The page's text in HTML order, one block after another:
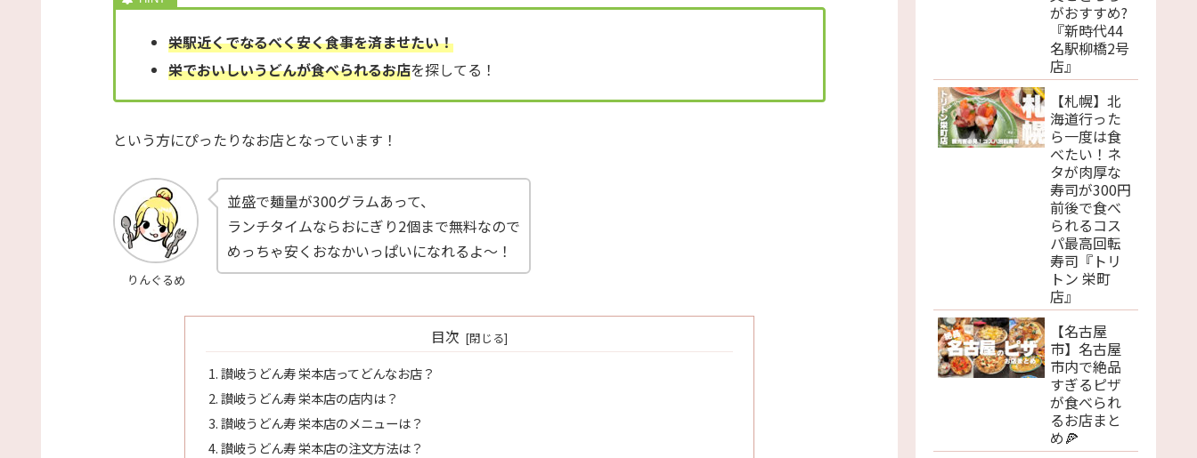
栄駅近くでなるべく安く食事を済ませたい！
栄でおいしいうどんが食べられるお店を探してる！
という方にぴったりなお店となっています！
りんぐるめ
並盛で麺量が300グラムあって、
ランチタイムならおにぎり2個まで無料なので
めっちゃ安くおなかいっぱいになれるよ～！
目次
讃岐うどん寿 栄本店ってどんなお店？
讃岐うどん寿 栄本店の店内は？
讃岐うどん寿 栄本店のメニューは？
讃岐うどん寿 栄本店の注文方法は？
がおすすめ?
『新時代44
名駅柳橋2号
店』
【札幌】北
海道行った
ら一度は食
べたい！ネ
タが肉厚な
寿司が300円
前後で食べ
られるコス
パ最高回転
寿司『トリ
トン 栄町
店』
【名古屋
市】名古屋
市内で絶品
すぎるピザ
が食べられ
るお店まと
め🍕